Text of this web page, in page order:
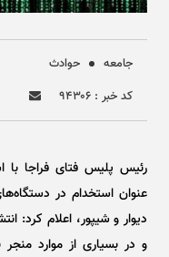
جامعه
حوادث
کد خبر : ۹۴۳۰۶
رئیس پلیس فتای فراجا با
عنوان استخدام در
دیوار و شیپور، اعلام کرد:
و در بسیاری از موارد